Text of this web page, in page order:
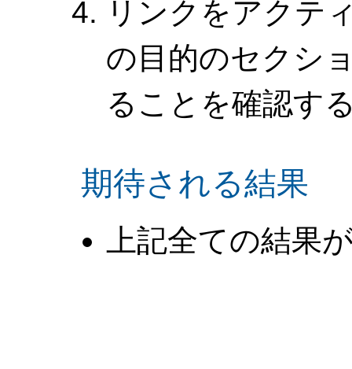
リンクをアクテ
の目的のセクシ
ることを確認す
期待される結果
上記全ての結果